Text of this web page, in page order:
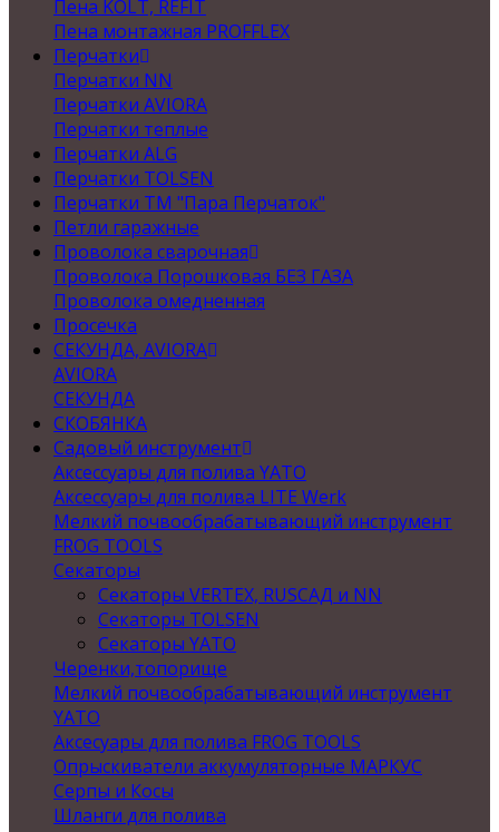
Пена KOLT, REFIT
Пена монтажная PROFFLEX
Перчатки
Перчатки NN
Перчатки AVIORA
Перчатки теплые
Перчатки ALG
Перчатки TOLSEN
Перчатки ТМ "Пара Перчаток"
Петли гаражные
Проволока сварочная
Проволока Порошковая БЕЗ ГАЗА
Проволока омедненная
Просечка
СЕКУНДА, AVIORA
AVIORA
СЕКУНДА
СКОБЯНКА
Садовый инструмент
Аксессуары для полива YATO
Аксессуары для полива LITE Werk
Мелкий почвообрабатывающий инструмент
FROG TOOLS
Секаторы
Секаторы VERTEX, RUSСАД и NN
Секаторы TOLSEN
Секаторы YATO
Черенки,топорище
Мелкий почвообрабатывающий инструмент
YATO
Аксесуары для полива FROG TOOLS
Опрыскиватели аккумуляторные МАРКУС
Серпы и Косы
Шланги для полива